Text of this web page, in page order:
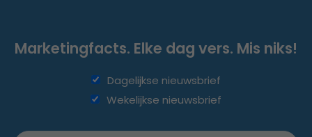
Marketingfacts. Elke dag vers. Mis niks!
Dagelijkse nieuwsbrief
Wekelijkse nieuwsbrief